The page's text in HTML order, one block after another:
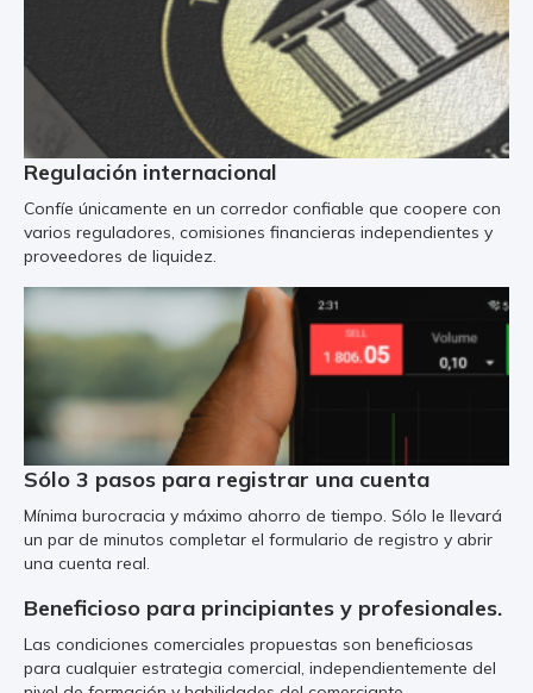
Regulación internacional
Confíe únicamente en un corredor confiable que coopere con
varios reguladores, comisiones financieras independientes y
proveedores de liquidez.
Sólo 3 pasos para registrar una cuenta
Mínima burocracia y máximo ahorro de tiempo. Sólo le llevará
un par de minutos completar el formulario de registro y abrir
una cuenta real.
Beneficioso para principiantes y profesionales.
Las condiciones comerciales propuestas son beneficiosas
para cualquier estrategia comercial, independientemente del